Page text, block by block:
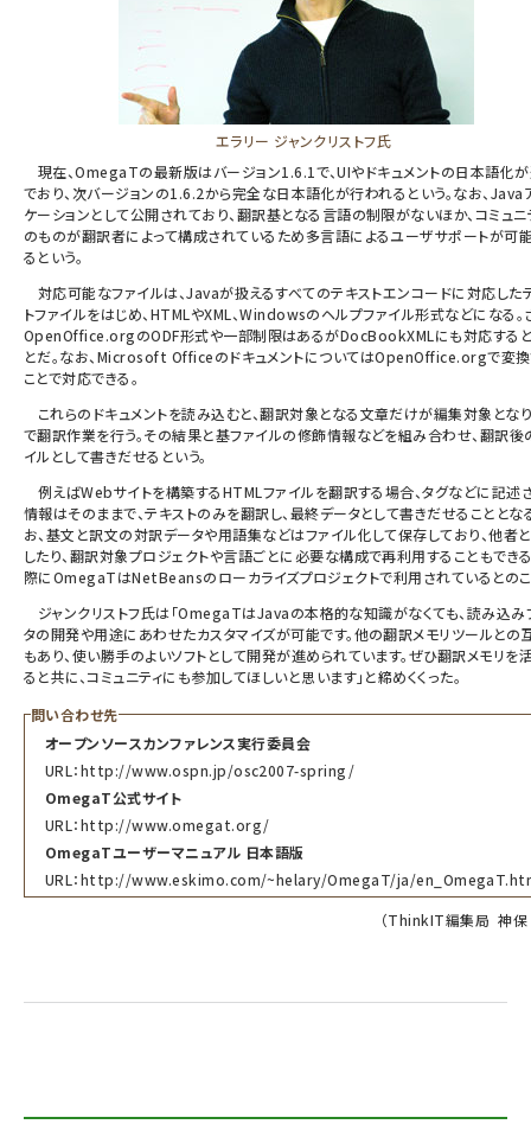
エラリー ジャンクリストフ氏
現在、OmegaTの最新版はバージョン1.6.1で、UIやドキュメントの日本語化
でおり、次バージョンの1.6.2から完全な日本語化が行われるという。なお、Java
ケーションとして公開されており、翻訳基となる言語の制限がないほか、コミュニ
のものが翻訳者によって構成されているため多言語によるユーザサポートが可
るという。
対応可能なファイルは、Javaが扱えるすべてのテキストエンコードに対応した
トファイルをはじめ、HTMLやXML、Windowsのヘルプファイル形式などになる。
OpenOffice.orgのODF形式や一部制限はあるがDocBookXMLにも対応する
とだ。なお、Microsoft OfficeのドキュメントについてはOpenOffice.orgで変
ことで対応できる。
これらのドキュメントを読み込むと、翻訳対象となる文章だけが編集対象となり
で翻訳作業を行う。その結果と基ファイルの修飾情報などを組み合わせ、翻訳後
イルとして書きだせるという。
例えばWebサイトを構築するHTMLファイルを翻訳する場合、タグなどに記述
情報はそのままで、テキストのみを翻訳し、最終データとして書きだせることとな
お、基文と訳文の対訳データや用語集などはファイル化して保存しており、他者
したり、翻訳対象プロジェクトや言語ごとに必要な構成で再利用することもでき
際にOmegaTはNetBeansのローカライズプロジェクトで利用されているとのこ
ジャンクリストフ氏は「OmegaTはJavaの本格的な知識がなくても、読み込み
タの開発や用途にあわせたカスタマイズが可能です。他の翻訳メモリツールとの
もあり、使い勝手のよいソフトとして開発が進められています。ぜひ翻訳メモリを
ると共に、コミュニティにも参加してほしいと思います」と締めくくった。
問い合わせ先
オープンソースカンファレンス実行委員会
URL：http://www.ospn.jp/osc2007-spring/
OmegaT公式サイト
URL：http://www.omegat.org/
OmegaTユーザーマニュアル 日本語版
URL：http://www.eskimo.com/~helary/OmegaT/ja/
（ThinkIT編集局 神保